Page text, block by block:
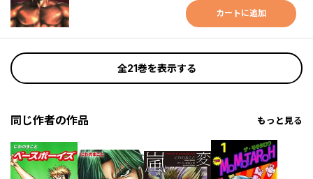
カートに追加
全21巻を表示する
同じ作者の作品 もっと見る